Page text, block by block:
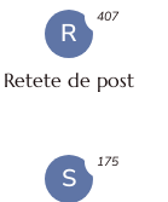
R
Retete de post
407
S
175